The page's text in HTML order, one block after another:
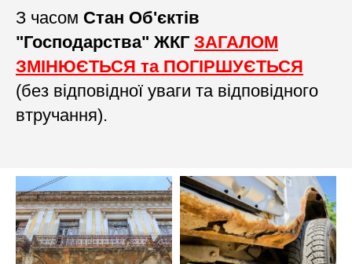
З часом Стан Об'єктів
"Господарства" ЖКГ ЗАГАЛОМ
ЗМІНЮЄТЬСЯ та ПОГІРШУЄТЬСЯ
(без відповідної уваги та відповідного
втручання).